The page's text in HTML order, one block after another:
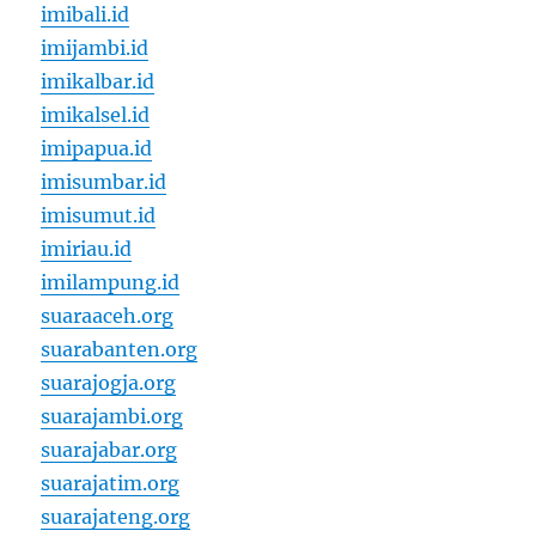
imibali.id
imijambi.id
imikalbar.id
imikalsel.id
imipapua.id
imisumbar.id
imisumut.id
imiriau.id
imilampung.id
suaraaceh.org
suarabanten.org
suarajogja.org
suarajambi.org
suarajabar.org
suarajatim.org
suarajateng.org